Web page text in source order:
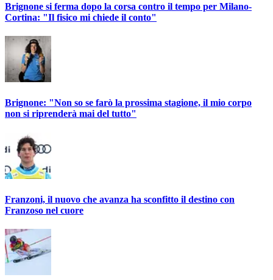
Brignone si ferma dopo la corsa contro il tempo per Milano-
Cortina: "Il fisico mi chiede il conto"
Brignone: "Non so se farò la prossima stagione, il mio corpo
non si riprenderà mai del tutto"
Franzoni, il nuovo che avanza ha sconfitto il destino con
Franzoso nel cuore